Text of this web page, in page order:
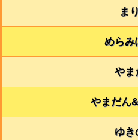
ま
めらみ
やま
やまだん
ゆき